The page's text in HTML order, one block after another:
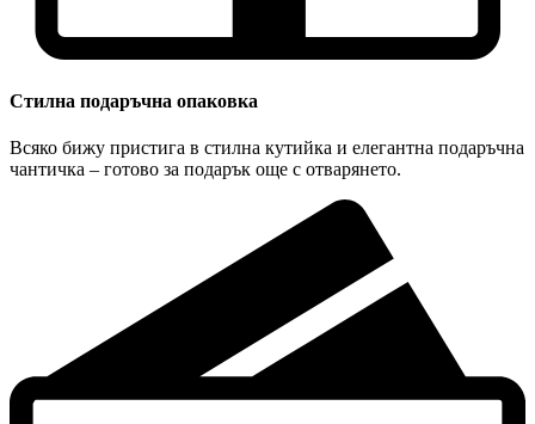
Стилна подаръчна опаковка
Всяко бижу пристига в стилна кутийка и елегантна подаръчна
чантичка – готово за подарък още с отварянето.